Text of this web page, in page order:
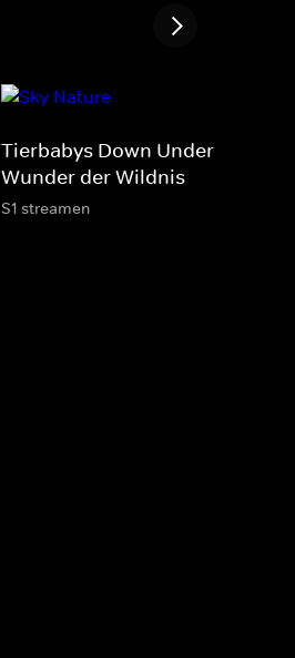
Tierbabys Down Under - Kleine
Wunder der Wildnis
S1 streamen